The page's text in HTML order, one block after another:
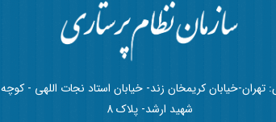
تهران-خیابان کریمخان زند- خیابان استاد نجات اللهی - کوچه
شهید ارشد- پلاک 8